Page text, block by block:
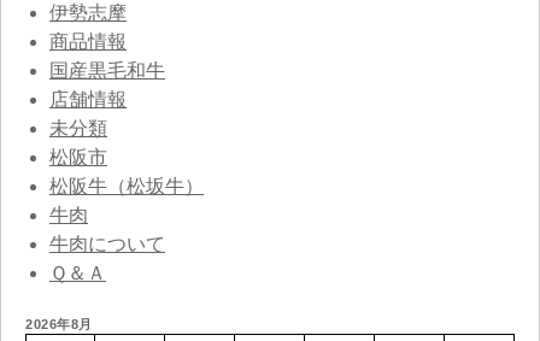
伊勢志摩
商品情報
国産黒毛和牛
店舗情報
未分類
松阪市
松阪牛（松坂牛）
牛肉
牛肉について
Ｑ＆Ａ
2026年8月